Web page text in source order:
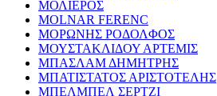
ΜΟΛΙΕΡΟΣ
MOLNAR FERENC
ΜΟΡΩΝΗΣ ΡΟΔΟΛΦΟΣ
ΜΟΥΣΤΑΚΛΙΔΟΥ ΑΡΤΕΜΙΣ
ΜΠΑΣΛΑΜ ΔΗΜΗΤΡΗΣ
ΜΠΑΤΙΣΤΑΤΟΣ ΑΡΙΣΤΟΤΕΛΗΣ
ΜΠΕΛΜΠΕΛ ΣΕΡΤΖΙ